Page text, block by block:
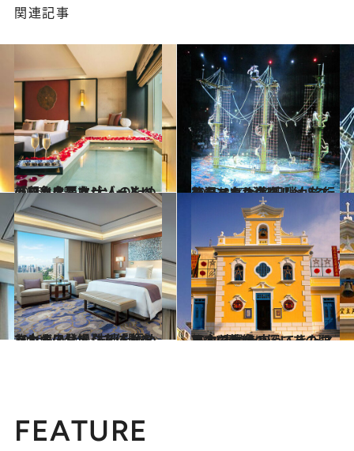
関連記事
2016.10.5
「マカオ＝カジノ」という印象を覆す 大人のためのリュクスなリゾートへ
旅＆お出かけ 2015.2.17
贅沢マカオのグルメ＆エンタメを 2泊3日弾丸旅行でたっぷり満喫！
旅＆お出かけ
2016.5.24
マカオに登場した「セントレジス」で 洗練を極めた大人のリュクス体験を
旅＆お出かけ 2014.11.23
日本にも縁の深いあの聖人の 遺骨を守ってきたマカオの教会
旅＆お出かけ
FEATURE